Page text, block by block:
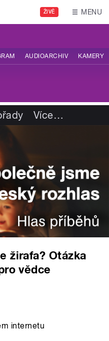
ŽIVĚ MENU
AUDIOARCHIV KAMERY
Více…
žirafa? Otázka
vědce
internetu